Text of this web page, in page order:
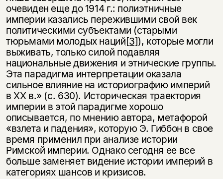
очевиден еще до 1914 г.: полиэтничные
империи казались пережившими свой век
политическими субъектами (старыми
тюрьмами молодых наций[3]), которые могли
выживать, только силой подавляя
национальные движения и этнические группы.
Эта парадигма интерпретации оказала
сильное влияние на историографию империй
в XX в.» (с. 630). Историческая траектория
империи в этой парадигме хорошо
описывается, по мнению автора, метафорой
«взлета и падения», которую Э. Гиббон в свое
время применил при анализе истории
Римской империи. Однако сегодня ее все
больше заменяет видение истории империй в
категориях шансов и кризисов.